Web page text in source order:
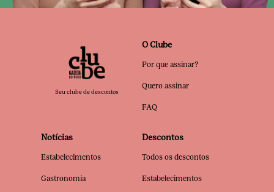
Seu clube de descontos
O Clube
Por que assinar?
Quero assinar
FAQ
Notícias
Estabelecimentos
Gastronomia
Descontos
Todos os descontos
Estabelecimentos